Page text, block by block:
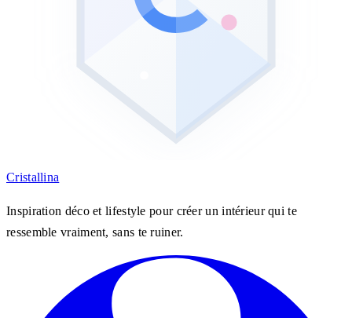
Cristallina
Inspiration déco et lifestyle pour créer un intérieur qui te
ressemble vraiment, sans te ruiner.